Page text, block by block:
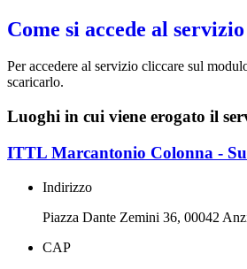
Come si accede al servizio
Per accedere al servizio cliccare sul
scaricarlo.
Luoghi in cui viene erogato il
ITTL Marcantonio Colonna -
Indirizzo
Piazza Dante Zemini 36, 00042
CAP